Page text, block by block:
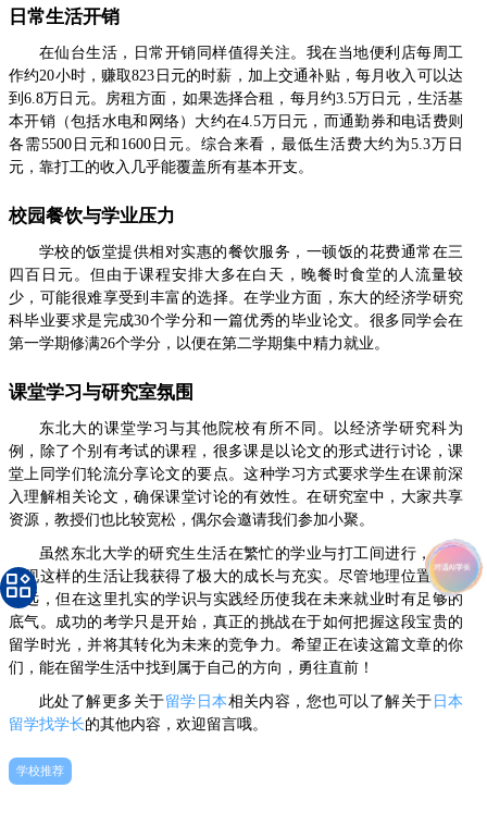
日常生活开销
在仙台生活，日常开销同样值得关注。我在当地便利店每周工
作约20小时，赚取823日元的时薪，加上交通补贴，每月收入可以达
到6.8万日元。房租方面，如果选择合租，每月约3.5万日元，生活基
本开销（包括水电和网络）大约在4.5万日元，而通勤券和电话费则
各需5500日元和1600日元。综合来看，最低生活费大约为5.3万日
元，靠打工的收入几乎能覆盖所有基本开支。
校园餐饮与学业压力
学校的饭堂提供相对实惠的餐饮服务，一顿饭的花费通常在三
四百日元。但由于课程安排大多在白天，晚餐时食堂的人流量较
少，可能很难享受到丰富的选择。在学业方面，东大的经济学研究
科毕业要求是完成30个学分和一篇优秀的毕业论文。很多同学会在
第一学期修满26个学分，以便在第二学期集中精力就业。
课堂学习与研究室氛围
东北大的课堂学习与其他院校有所不同。以经济学研究科为
例，除了个别有考试的课程，很多课是以论文的形式进行讨论，课
堂上同学们轮流分享论文的要点。这种学习方式要求学生在课前深
入理解相关论文，确保课堂讨论的有效性。在研究室中，大家共享
资源，教授们也比较宽松，偶尔会邀请我们参加小聚。
虽然东北大学的研究生生活在繁忙的学业与打工间进行，但我
发现这样的生活让我获得了极大的成长与充实。尽管地理位置相对
偏远，但在这里扎实的学识与实践经历使我在未来就业时有足够的
底气。成功的考学只是开始，真正的挑战在于如何把握这段宝贵的
留学时光，并将其转化为未来的竞争力。希望正在读这篇文章的你
们，能在留学生活中找到属于自己的方向，勇往直前！
此处了解更多关于留学日本相关内容，您也可以了解关于 日本
留学找学长的其他内容，欢迎留言哦。
学校推荐